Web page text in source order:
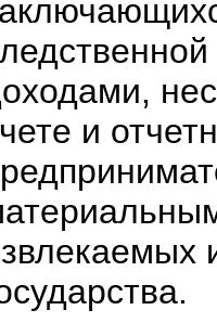
и